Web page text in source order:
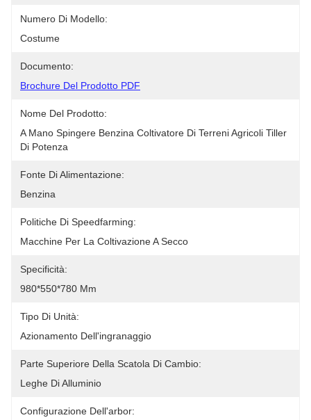
Numero Di Modello:
Costume
Documento:
Brochure Del Prodotto PDF
Nome Del Prodotto:
A Mano Spingere Benzina Coltivatore Di Terreni Agricoli Tiller
Di Potenza
Fonte Di Alimentazione:
Benzina
Politiche Di Speedfarming:
Macchine Per La Coltivazione A Secco
Specificità:
980*550*780 Mm
Tipo Di Unità:
Azionamento Dell'ingranaggio
Parte Superiore Della Scatola Di Cambio:
Leghe Di Alluminio
Configurazione Dell'arbor: